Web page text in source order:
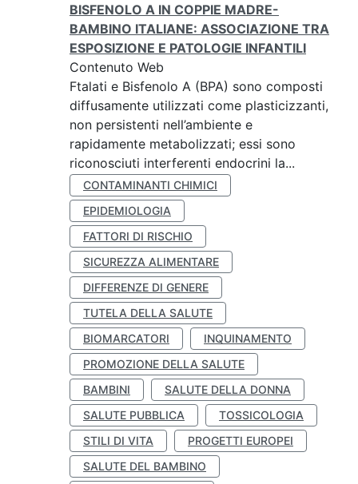
BISFENOLO A IN COPPIE MADRE-
BAMBINO ITALIANE: ASSOCIAZIONE TRA
ESPOSIZIONE E PATOLOGIE INFANTILI
Contenuto Web
Ftalati e Bisfenolo A (BPA) sono composti
diffusamente utilizzati come plasticizzanti,
non persistenti nell’ambiente e
rapidamente metabolizzati; essi sono
riconosciuti interferenti endocrini la...
CONTAMINANTI CHIMICI
EPIDEMIOLOGIA
FATTORI DI RISCHIO
SICUREZZA ALIMENTARE
DIFFERENZE DI GENERE
TUTELA DELLA SALUTE
BIOMARCATORI
INQUINAMENTO
PROMOZIONE DELLA SALUTE
BAMBINI
SALUTE DELLA DONNA
SALUTE PUBBLICA
TOSSICOLOGIA
STILI DI VITA
PROGETTI EUROPEI
SALUTE DEL BAMBINO